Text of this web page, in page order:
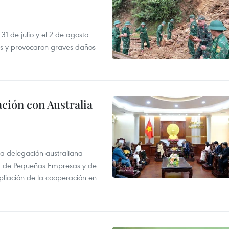
de julio y el 2 de agosto
y provocaron graves daños
con Australia
delegación australiana
Pequeñas Empresas y de
de la cooperación en